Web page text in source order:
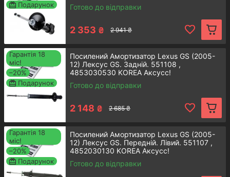
Як замовити для автомобіля Toyota
запчастини на сайті «Acsuss
Original»?
1
Оформлення
Зробити замовлення можна, додавши товар
у кошик або зателефонувавши за вказаними
у контактній інформації телефонами
Подарунок
Готово до відправки
2 353 ₴ 2 941 ₴
Гарантія 18
міс!
–20%
Подарунок
Посилений Амортизатор Lexus GS (2005-
12) Лексус GS. Задній. 551108 ,
4853030530 KOREA Аксусс!
Готово до відправки
2 148 ₴ 2 685 ₴
Гарантія 18
міс!
–20%
Подарунок
Посилений Амортизатор Lexus GS (2005-
12) Лексус GS. Передній. Лівий. 551107 ,
4852030130 KOREA Аксусс!
Готово до відправки